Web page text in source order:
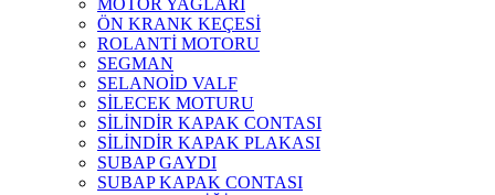
MOTOR YAĞLARI
ÖN KRANK KEÇESİ
ROLANTİ MOTORU
SEGMAN
SELANOİD VALF
SİLECEK MOTURU
SİLİNDİR KAPAK CONTASI
SİLİNDİR KAPAK PLAKASI
SUBAP GAYDI
SUBAP KAPAK CONTASI